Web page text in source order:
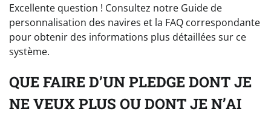
Excellente question ! Consultez notre Guide de
personnalisation des navires et la FAQ correspondante
pour obtenir des informations plus détaillées sur ce
système.
QUE FAIRE D’UN PLEDGE DONT JE
NE VEUX PLUS OU DONT JE N’AI